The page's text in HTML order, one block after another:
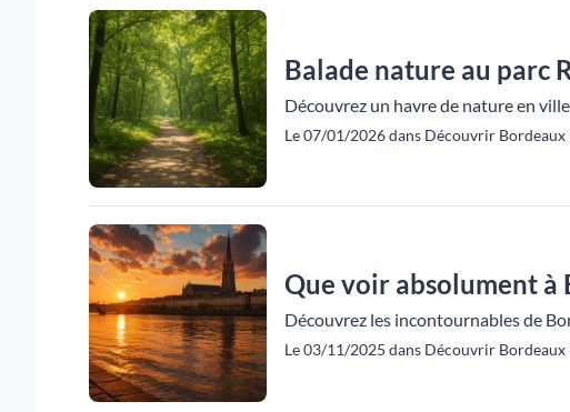
Balade nature au parc
Découvrez un havre de nature en
Le 07/01/2026 dans Découvrir
Que voir absolument à
Découvrez les incontournables de
Le 03/11/2025 dans Découvrir